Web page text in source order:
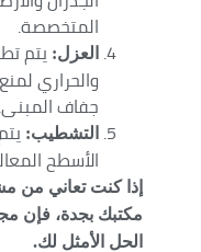
المتخصصة.
العزل: يتم
والحراري
جفاف المبنى.
التشطيب:
الأسطح
إذا كنت تعاني من
مكتبك بجدة، فإن
الحل الأمثل لك.